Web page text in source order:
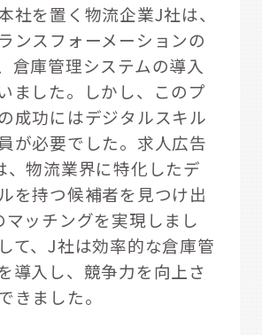
社を置く物流企業J社は、
ンスフォーメーションの
倉庫管理システムの導入
ました。しかし、このプ
成功にはデジタルスキル
が必要でした。求人広告
、物流業界に特化したデ
を持つ候補者を見つけ出
マッチングを実現しまし
て、J社は効率的な倉庫管
導入し、競争力を向上さ
きました。